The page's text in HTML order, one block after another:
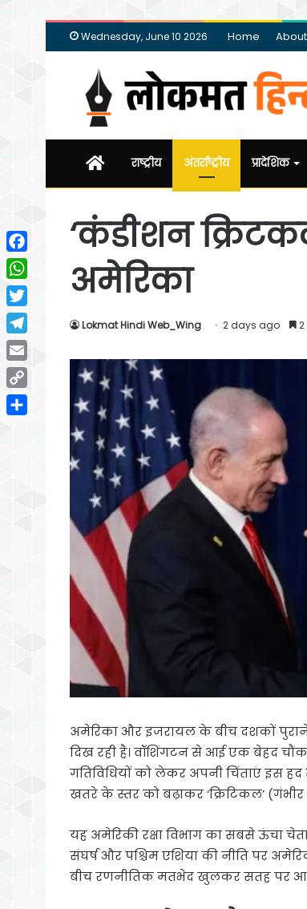
Wednesday, June 10 2026 Home
Homeराष्ट्रीय अंतर्राष्ट्रीय प्रादेशिक
‘कंडीशन
अमेरिका
Lokmat Hindi Web_Wing 2 days ago
अमेरिका और इजरायल के बीच दशकों पुराने
दिख रही है। वॉशिंगटन से आई एक बेहद
गतिविधियों को लेकर अपनी चिंताएं इस
खतरे के स्तर को बढ़ाकर ‘क्रिटिकल’
यह अमेरिकी रक्षा विभाग का सबसे ऊंचा
संघर्ष और पश्चिम एशिया की नीति पर
बीच रणनीतिक मतभेद खुलकर सतह पर आ
Facebook
WhatsApp
Twitter
Telegram
Email
Copy
Link